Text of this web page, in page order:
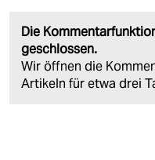
Die
geschlossen.
Wir öffnen die
Artikeln für etwa drei